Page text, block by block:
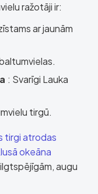
ražotāji ir:
ar jaunām
: Svarīgi Lauka
tirgū.
tirgi atrodas
okeāna
augu